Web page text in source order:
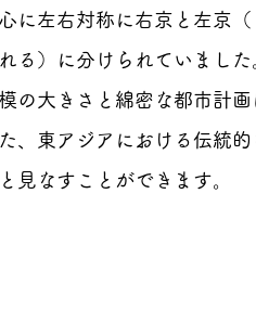
に左右対称に右京と左京（
る）に分けられていました
の大きさと綿密な都市計画
、東アジアにおける伝統的
見なすことができます。